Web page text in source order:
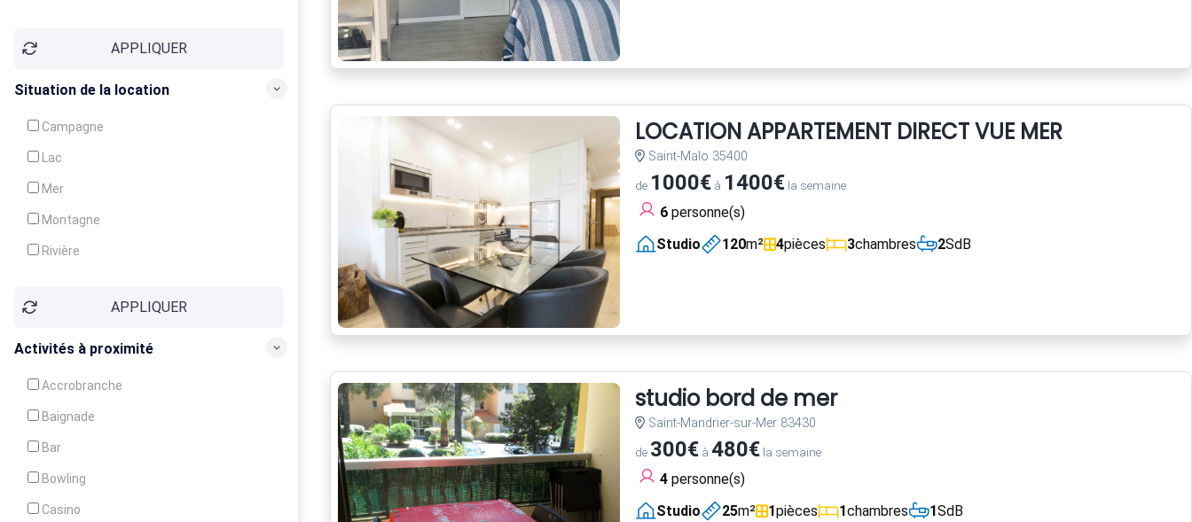
Garde d'enfants
Crèche
APPLIQUER
Situation de la location
Campagne
Lac
Mer
Montagne
Rivière
APPLIQUER
Activités à proximité
Accrobranche
Baignade
Bar
Bowling
Casino
LOCATION APPARTEMENT DIRECT VUE MER
Saint-Malo 35400
de 1000€à 1400€la semaine
6personne(s)
Studio
120m² 4pièces 3chambres 2SdB
studio bord de mer
Saint-Mandrier-sur-Mer 83430
de 300€à 480€la semaine
4personne(s)
Studio
25m² 1pièces 1chambres 1SdB